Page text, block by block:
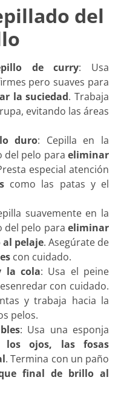
del
de curry: Usa
pero suaves para
la suciedad. Trabaja
evitando las áreas
duro: Cepilla en la
del pelo para eliminar
especial atención
como las patas y el
suavemente en la
del pelo para eliminar
pelaje. Asegúrate de
con cuidado.
la cola: Usa el peine
con cuidado.
y trabaja hacia la
pelos.
: Usa una esponja
los ojos, las fosas
. Termina con un paño
final de brillo al